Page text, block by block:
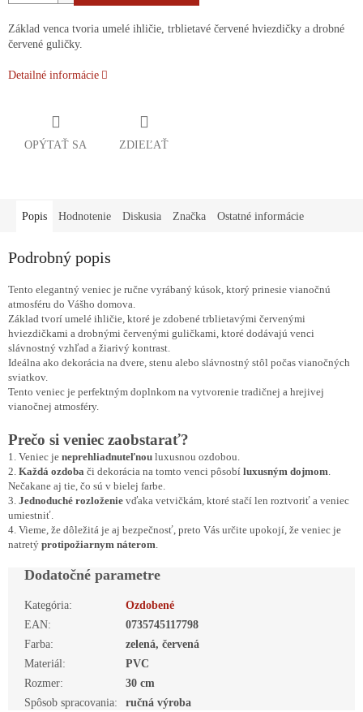
Základ venca tvoria umelé ihličie, trblietavé červené hviezdičky a drobné
červené guličky.
Detailné informácie
OPÝTAŤ SA ZDIEĽAŤ
Popis Hodnotenie Diskusia Značka Ostatné informácie
Podrobný popis
Tento elegantný veniec je ručne vyrábaný kúsok, ktorý prinesie vianočnú
atmosféru do Vášho domova.
Základ tvorí umelé ihličie, ktoré je zdobené trblietavými červenými
hviezdičkami a drobnými červenými guličkami, ktoré dodávajú venci
slávnostný vzhľad a žiarivý kontrast.
Ideálna ako dekorácia na dvere, stenu alebo slávnostný stôl počas vianočných
sviatkov.
Tento veniec je perfektným doplnkom na vytvorenie tradičnej a hrejivej
vianočnej atmosféry.
Prečo si veniec zaobstarať?
1. Veniec je neprehliadnuteľnou luxusnou ozdobou.
2. Každá ozdoba či dekorácia na tomto venci pôsobí luxusným dojmom
Nečakane aj tie, čo sú v bielej farbe.
3. Jednoduché rozloženie vďaka vetvičkám, ktoré stačí len roztvoriť a veniec
umiestniť.
4. Vieme, že dôležitá je aj bezpečnosť, preto Vás určite upokojí, že veniec je
natretý protipožiarnym náterom
Dodatočné parametre
Kategória:
Ozdobené
EAN:
0735745117798
Farba:
zelená, červená
Materiál :
PVC
Rozmer:
30 cm
Spôsob spracovania: ručná výroba